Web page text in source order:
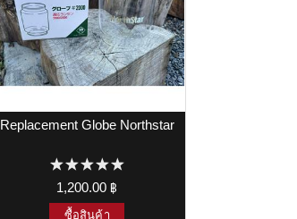
Replacement Globe Northstar
1,200.00 ฿
ซื้อสินค้า